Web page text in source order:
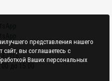
Е/216
до 15:00
представления нашего
сайт, вы соглашаетесь с
Ваших персональных